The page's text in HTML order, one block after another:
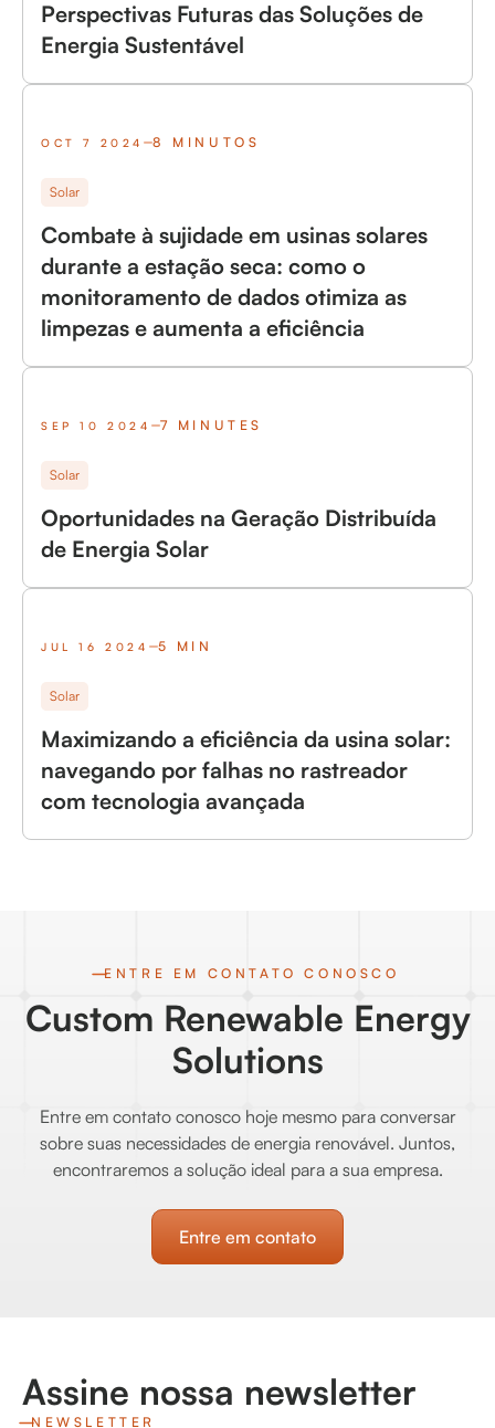
Perspectivas Futuras das Soluções de
Energia Sustentável
OCT 7 2024 8 MINUTOS
Solar
Combate à sujidade em usinas solares
durante a estação seca: como o
monitoramento de dados otimiza as
limpezas e aumenta a eficiência
SEP 10 2024 7 MINUTES
Solar
Oportunidades na Geração Distribuída
de Energia Solar
JUL 16 2024 5 MIN
Solar
Maximizando a eficiência da usina solar:
navegando por falhas no rastreador
com tecnologia avançada
ENTRE EM CONTATO CONOSCO
Custom Renewable Energy
Solutions
Entre em contato conosco hoje mesmo para conversar
sobre suas necessidades de energia renovável. Juntos,
encontraremos a solução ideal para a sua empresa.
Entre em contato
Assine nossa newsletter
NEWSLETTER